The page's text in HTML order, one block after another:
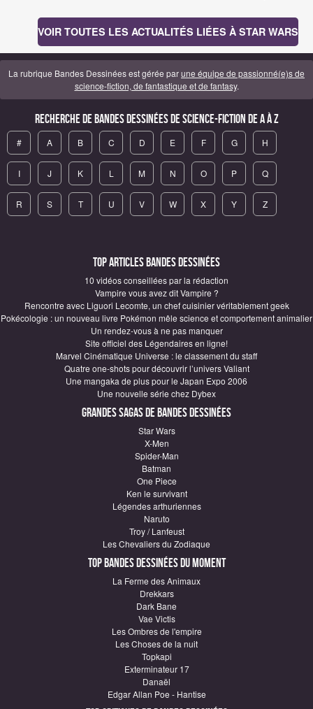
VOIR TOUTES LES ACTUALITÉS LIÉES À STAR WARS
La rubrique Bandes Dessinées est gérée parune équipe de passionné(e)s de
science-fiction, de fantastique et de fantasy.
Recherche de Bandes Dessinées de science-fiction de A à Z
# A B C D E F G H
I J K L M N O P Q
R S T U V W X Y Z
Top articles Bandes Dessinées
10 vidéos conseillées par la rédaction
Vampire vous avez dit Vampire ?
Rencontre avec Liguori Lecomte, un chef cuisinier véritablement geek
Pokécologie : un nouveau livre Pokémon mêle science et comportement animalier
Un rendez-vous à ne pas manquer
Site officiel des Légendaires en ligne!
Marvel Cinématique Universe : le classement du staff
Quatre one-shots pour découvrir l’univers Valiant
Une mangaka de plus pour le Japan Expo 2006
Une nouvelle série chez Dybex
Grandes sagas de Bandes Dessinées
Star Wars
X-Men
Spider-Man
Batman
One Piece
Ken le survivant
Légendes arthuriennes
Naruto
Troy / Lanfeust
Les Chevaliers du Zodiaque
Top Bandes Dessinées du moment
La Ferme des Animaux
Drekkars
Dark Bane
Vae Victis
Les Ombres de l'empire
Les Choses de la nuit
Topkapi
Exterminateur 17
Danaël
Edgar Allan Poe - Hantise